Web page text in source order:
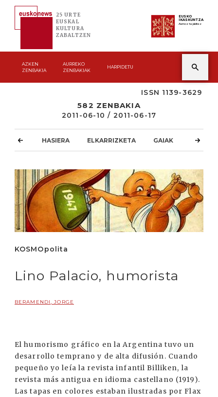
25 URTE
EUSKAL
KULTURA
ZABALTZEN
EUSKO
IKASKUNTZA
Asmoz ta jakitez
AZKEN
ZENBAKIA
AURREKO
ZENBAKIAK
HARPIDETU
ISSN 1139-3629
582 ZENBAKIA
2011-06-10 / 2011-06-17
HASIERA ELKARRIZKETA GAIAK
KOSMOpolita
Lino Palacio, humorista
BERAMENDI, JORGE
El humorismo gráfico en la Argentina tuvo un
desarrollo temprano y de alta difusión. Cuando
pequeño yo leía la revista infantil Billiken, la
revista más antigua en idioma castellano (1919).
Las tapas en colores estaban ilustradas por Flax